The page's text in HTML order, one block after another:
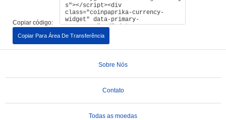
Copiar código:
Copiar Para Área De Transferência
Sobre Nós
Contato
Todas as moedas